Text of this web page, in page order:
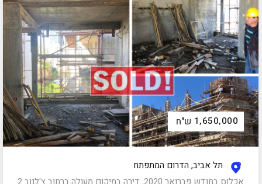
1,650,000 ש"ח
תל אביב, הדרום המתפתח